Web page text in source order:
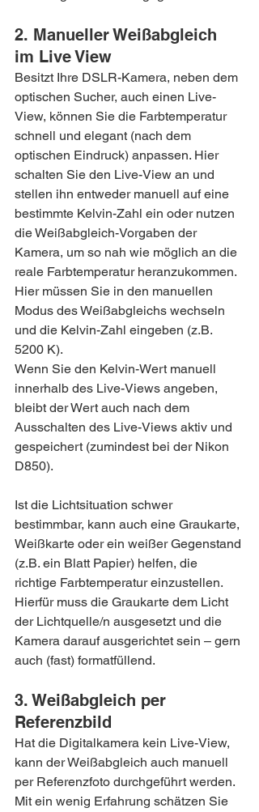
2. Manueller Weißabgleich
im Live View
Besitzt Ihre DSLR-Kamera, neben dem
optischen Sucher, auch einen Live-
View, können Sie die Farbtemperatur
schnell und elegant (nach dem
optischen Eindruck) anpassen. Hier
schalten Sie den Live-View an und
stellen ihn entweder manuell auf eine
bestimmte Kelvin-Zahl ein oder nutzen
die Weißabgleich-Vorgaben der
Kamera, um so nah wie möglich an die
reale Farbtemperatur heranzukommen.
Hier müssen Sie in den manuellen
Modus des Weißabgleichs wechseln
und die Kelvin-Zahl eingeben (z.B.
5200 K).
Wenn Sie den Kelvin-Wert manuell
innerhalb des Live-Views angeben,
bleibt der Wert auch nach dem
Ausschalten des Live-Views aktiv und
gespeichert (zumindest bei der Nikon
D850).
Ist die Lichtsituation schwer
bestimmbar, kann auch eine Graukarte,
Weißkarte oder ein weißer Gegenstand
(z.B. ein Blatt Papier) helfen, die
richtige Farbtemperatur einzustellen.
Hierfür muss die Graukarte dem Licht
der Lichtquelle/n ausgesetzt und die
Kamera darauf ausgerichtet sein – gern
auch (fast) formatfüllend.
3. Weißabgleich per
Referenzbild
Hat die Digitalkamera kein Live-View,
kann der Weißabgleich auch manuell
per Referenzfoto durchgeführt werden.
Mit ein wenig Erfahrung schätzen Sie